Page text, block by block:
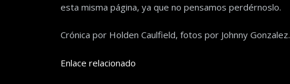
esta misma página, ya que no pensamos perdérnoslo.
Crónica por Holden Caulfield, fotos por Johnny Gonzalez.
Enlace relacionado